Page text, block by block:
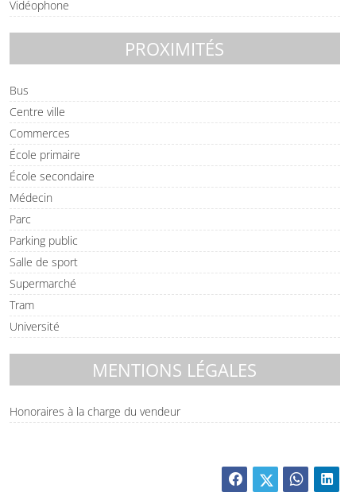
Vidéophone
PROXIMITÉS
Bus
Centre ville
Commerces
École primaire
École secondaire
Médecin
Parc
Parking public
Salle de sport
Supermarché
Tram
Université
MENTIONS LÉGALES
Honoraires à la charge du vendeur